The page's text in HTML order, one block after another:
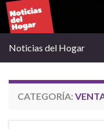
Noticias del Hogar
CATEGORÍA: